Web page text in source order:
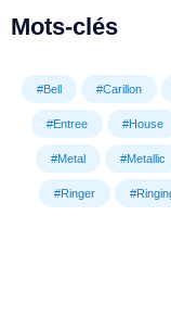
Mots-clés
#Bell #Carillon
#Entree #House
#Metal #Metallic
#Ringer